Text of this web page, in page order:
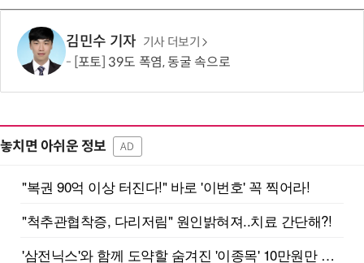
김민수 기자 기사 더보기
[포토] 39도 폭염, 동굴 속으로
놓치면 아쉬운 정보 AD